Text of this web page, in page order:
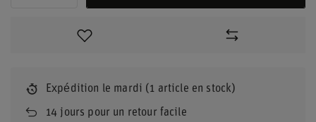
Expédition le mardi (1 article en stock)
14 jours pour un retour facile